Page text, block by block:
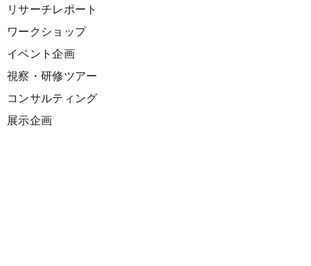
リサーチレポート
ワークショップ
イベント企画
視察・研修ツアー
コンサルティング
展示企画